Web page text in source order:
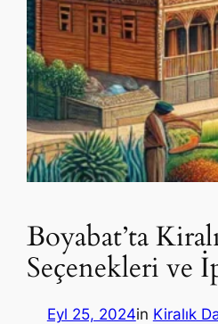
Boyabat’ta
Seçenekleri ve
Eyl 25, 2024in Kiralık